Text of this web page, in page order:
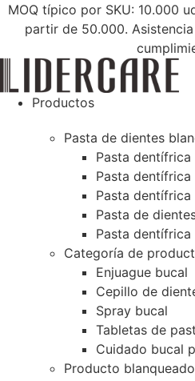
Saltar
MOQ típico por SKU: 10.000
partir de 50.000.
Productos
Pasta de dientes
Pasta
Pasta
Pasta
Pasta de
Pasta
Categoría de
Enjuague bucal
Cepillo de
Spray bucal
Tabletas de
Cuidado bucal
Producto